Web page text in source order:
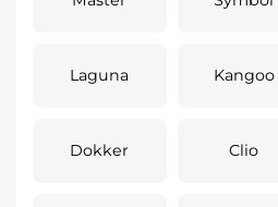
Laguna Kangoo
Dokker Clio